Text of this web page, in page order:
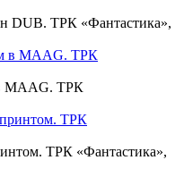
DUB. ТРК «Фантастика»,
MAAG. ТРК
ТРК «Фантастика»,